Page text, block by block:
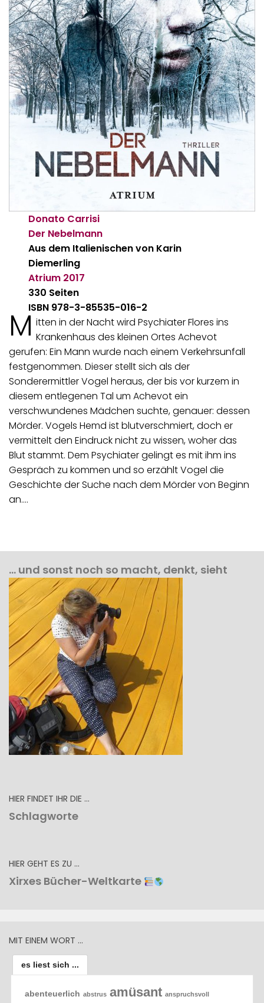
Donato Carrisi
Der Nebelmann
Aus dem Italienischen von Karin
Diemerling
Atrium 2017
330 Seiten
ISBN 978-3-85535-016-2
M itten in der Nacht wird Psychiater Flores ins
Krankenhaus des kleinen Ortes Achevot
gerufen: Ein Mann wurde nach einem Verkehrsunfall
festgenommen. Dieser stellt sich als der
Sonderermittler Vogel heraus, der bis vor kurzem in
diesem entlegenen Tal um Achevot ein
verschwundenes Mädchen suchte, genauer: dessen
Mörder. Vogels Hemd ist blutverschmiert, doch er
vermittelt den Eindruck nicht zu wissen, woher das
Blut stammt. Dem Psychiater gelingt es mit ihm ins
Gespräch zu kommen und so erzählt Vogel die
Geschichte der Suche nach dem Mörder von Beginn
an.…
… und sonst noch so macht, denkt, sieht
HIER FINDET IHR DIE …
Schlagworte
HIER GEHT ES ZU …
Xirxes Bücher-Weltkarte
MIT EINEM WORT …
es liest sich ...
abenteuerlich abstrus amüsant anspruchsvoll